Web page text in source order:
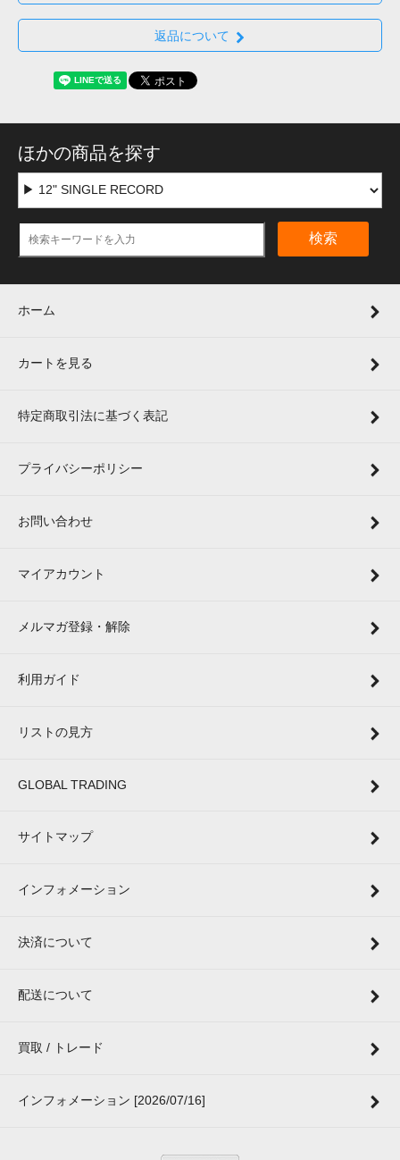
返品について
ほかの商品を探す
検索
ホーム
カートを見る
特定商取引法に基づく表記
プライバシーポリシー
お問い合わせ
マイアカウント
メルマガ登録・解除
利用ガイド
リストの見方
GLOBAL TRADING
サイトマップ
インフォメーション
決済について
配送について
買取 / トレード
インフォメーション [2026/07/16]